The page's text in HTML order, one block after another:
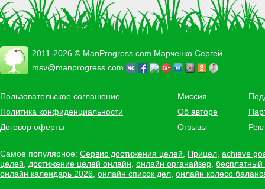
2011-2026 © ManProgress.com Марченко Сергей
msv@manprogress.com
Пользовательское соглашение
Политика конфиденциальности
Договор оферты
Миссия
Об авторе
Отзывы
Самое популярное: Сервис достижения целей Прицел achieve
целей
достижение целей онлайн онлайн органайзер
онлайн календарь 2026 онлайн список дел онлайн колесо